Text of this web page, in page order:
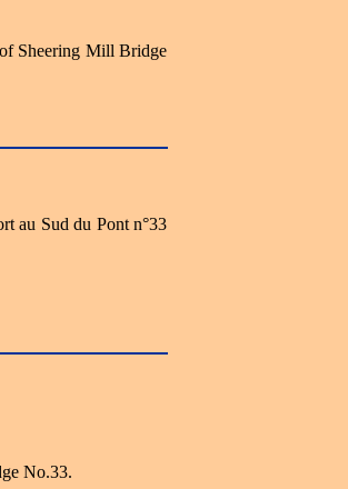
Sheering Mill Bridge
au Sud du Pont n°33
No.33.